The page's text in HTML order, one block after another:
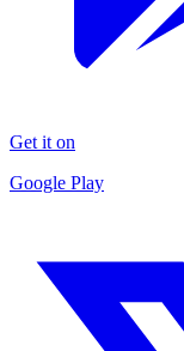
Get it on
Google Play